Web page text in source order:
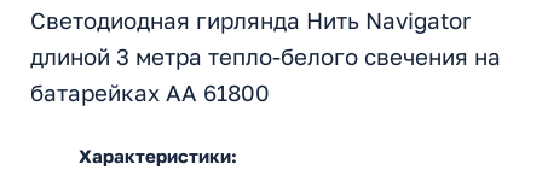
Светодиодная гирлянда Нить Navigator
длиной 3 метра тепло-белого свечения на
батарейках АА 61800
Характеристики: